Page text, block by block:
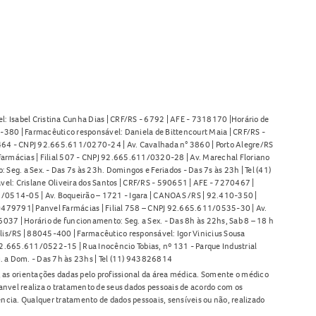
Cristina Cunha Dias | CRF/RS - 6792 | AFE - 7318170 |Horário de
| Farmacêutico responsável: Daniela de Bittencourt Maia | CRF/RS -
- CNPJ 92.665.611/0270-24 | Av. Cavalhada n° 3860 | Porto Alegre/RS
| Filial 507 - CNPJ 92.665.611/0320-28 | Av. Marechal Floriano
a Sex. - Das 7s às 23h. Domingos e Feriados - Das 7s às 23h | Tel (41)
Crislane Oliveira dos Santos | CRF/RS - 590651 | AFE - 7270467 |
0514-05 | Av. Boqueirão – 1721 - Igara | CANOAS /RS | 92.410-350 |
Panvel Farmácias | Filial 758 – CNPJ 92.665.611/0535-30 | Av.
| Horário de funcionamento: Seg. a Sex. - Das 8h às 22hs, Sab 8 – 18 h
RS | 88045-400 | Farmacêutico responsável: Igor Vinicius Sousa
0522-15 | Rua Inocêncio Tobias, nº 131 - Parque Industrial
a Dom. - Das 7h às 23hs | Tel (11) 943826814
orientações dadas pelo profissional da área médica. Somente o médico
realiza o tratamento de seus dados pessoais de acordo com os
Qualquer tratamento de dados pessoais, sensíveis ou não, realizado